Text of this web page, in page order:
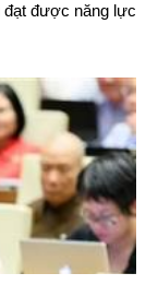
đạt được năng lực